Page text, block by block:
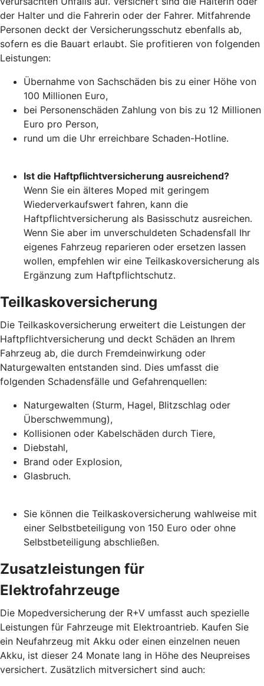
der Halter und die Fahrerin oder der Fahrer. Mitfahrende
Personen deckt der Versicherungsschutz ebenfalls ab,
sofern es die Bauart erlaubt. Sie profitieren von folgenden
Leistungen:
Übernahme von Sachschäden bis zu einer Höhe von
100 Millionen Euro,
bei Personenschäden Zahlung von bis zu 12 Millionen
Euro pro Person,
rund um die Uhr erreichbare Schaden-Hotline.
Ist die Haftpflichtversicherung ausreichend?
Wenn Sie ein älteres Moped mit geringem
Wiederverkaufswert fahren, kann die
Haftpflichtversicherung als Basisschutz ausreichen.
Wenn Sie aber im unverschuldeten Schadensfall Ihr
eigenes Fahrzeug reparieren oder ersetzen lassen
wollen, empfehlen wir eine Teilkaskoversicherung als
Ergänzung zum Haftpflichtschutz.
Teilkaskoversicherung
Die Teilkaskoversicherung erweitert die Leistungen der
Haftpflichtversicherung und deckt Schäden an Ihrem
Fahrzeug ab, die durch Fremdeinwirkung oder
Naturgewalten entstanden sind. Dies umfasst die
folgenden Schadensfälle und Gefahrenquellen:
Naturgewalten (Sturm, Hagel, Blitzschlag oder
Überschwemmung),
Kollisionen oder Kabelschäden durch Tiere,
Diebstahl,
Brand oder Explosion,
Glasbruch.
Sie können die Teilkaskoversicherung wahlweise mit
einer Selbstbeteiligung von 150 Euro oder ohne
Selbstbeteiligung abschließen.
Zusatzleistungen für
Elektrofahrzeuge
Die Mopedversicherung der R+V umfasst auch spezielle
Leistungen für Fahrzeuge mit Elektroantrieb. Kaufen Sie
ein Neufahrzeug mit Akku oder einen einzelnen neuen
Akku, ist dieser 24 Monate lang in Höhe des Neupreises
versichert. Zusätzlich mitversichert sind auch: